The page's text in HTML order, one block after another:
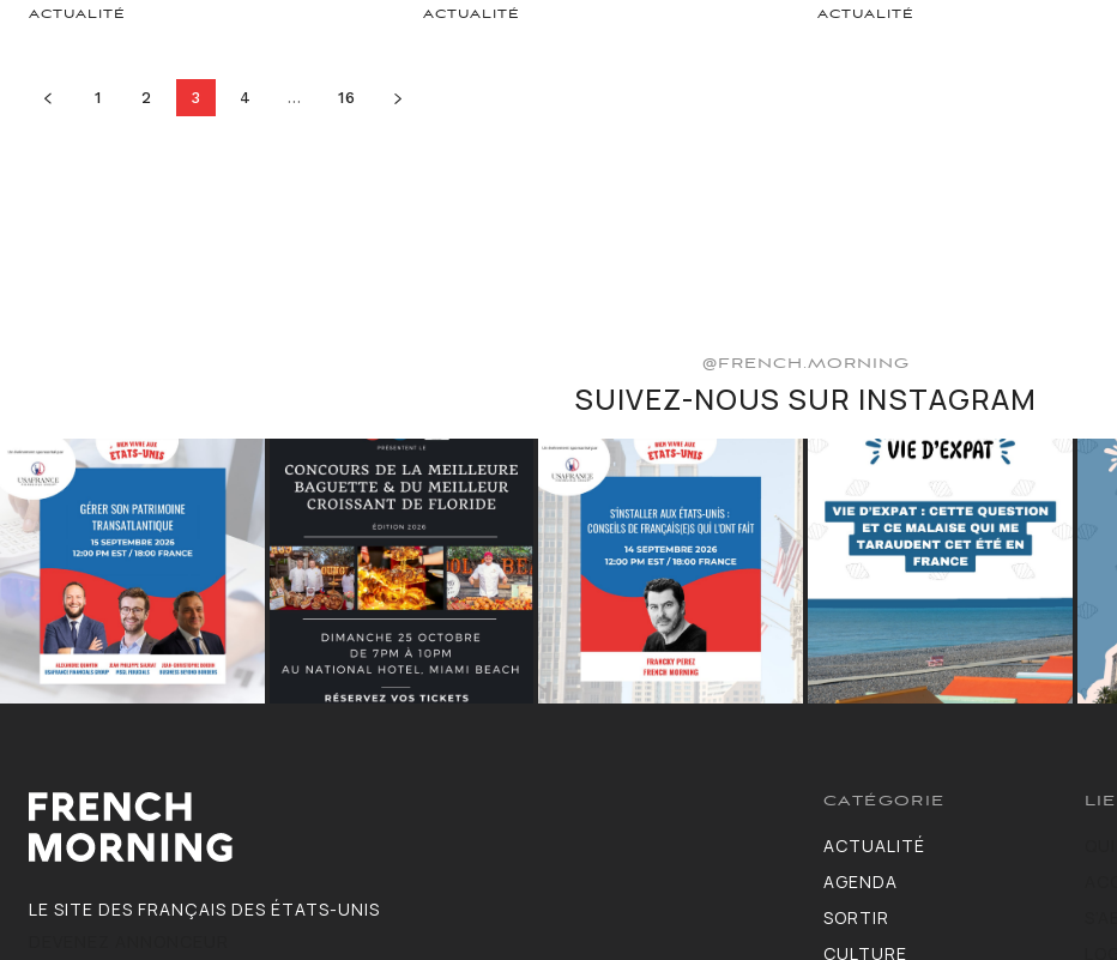
ACTUALITÉ ACTUALITÉ ACTUALITÉ
1 2 3 4 ... 16
@FRENCH.MORNING
SUIVEZ-NOUS SUR INSTAGRAM
LE SITE DES FRANÇAIS DES ÉTATS-UNIS
CATÉGORIE
ACTUALITÉ
AGENDA
SORTIR
CULTURE